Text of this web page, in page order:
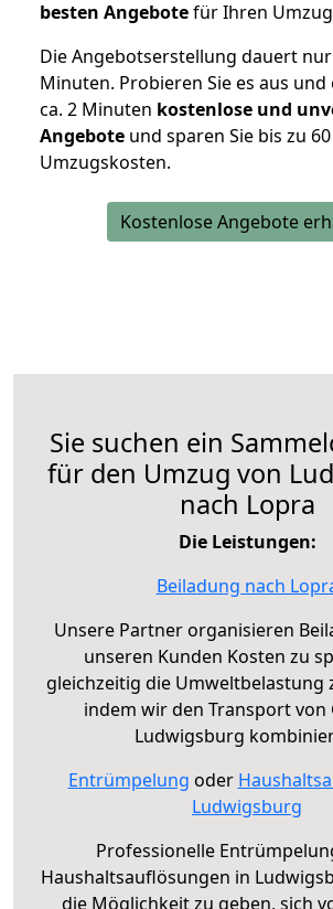
besten Angebotefür Ihren
Die Angebotserstellung dauert
Minuten. Probieren Sie es aus und
ca. 2 Minuten kostenlose und
Angebote und sparen Sie bis zu
Umzugskosten.
Kostenlose Angebote
Sie suchen ein
für den Umzug von
nach Lopra
Die Leistungen:
Beiladung nach
Unsere Partner organisieren
unseren Kunden Kosten zu
gleichzeitig die Umweltbelastung
indem wir den Transport von
Ludwigsburg
Entrümpelung oder
Ludwigsburg
Professionelle
Haushaltsauflösungen in
die Möglichkeit zu geben, sich